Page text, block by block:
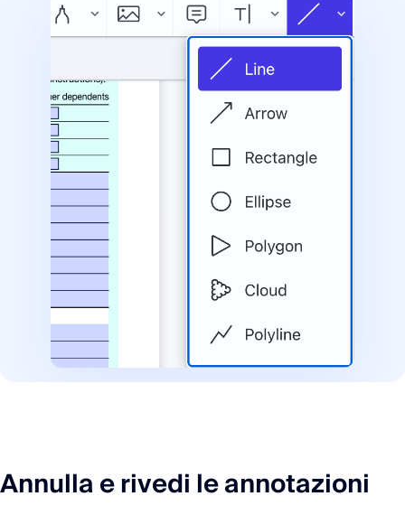
Annulla e rivedi le annotazioni